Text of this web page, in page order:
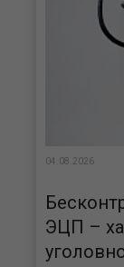
04.08.2026
ЭЦП –